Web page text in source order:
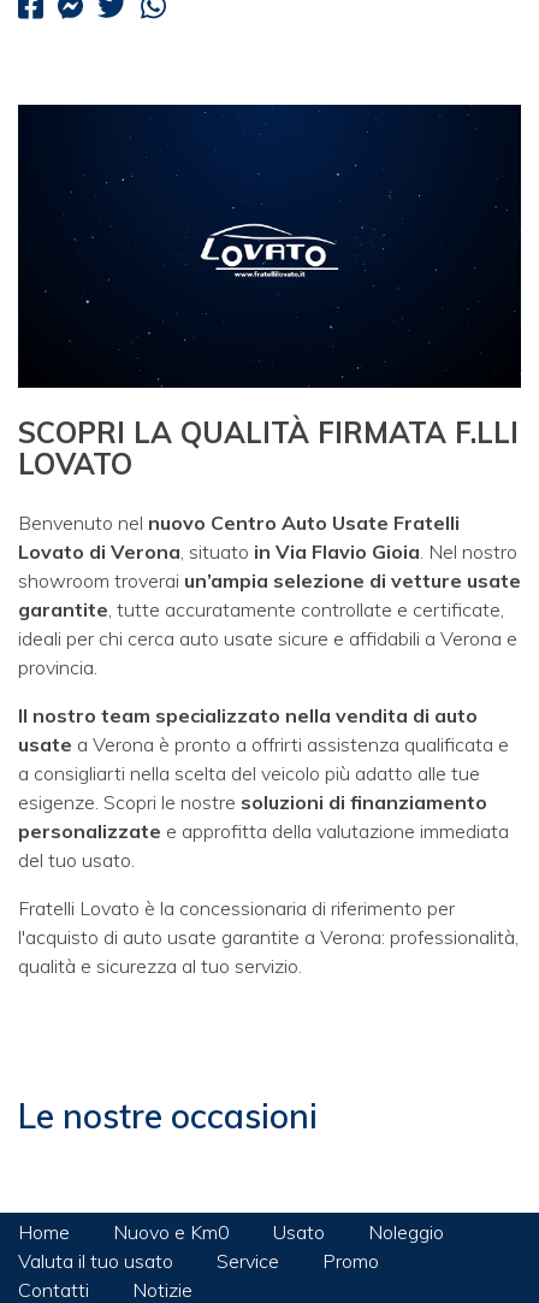
SCOPRI LA QUALITÀ FIRMATA F.LLI
LOVATO
Benvenuto nel nuovo Centro Auto Usate Fratelli
Lovato di Verona , situato in Via Flavio Gioia . Nel nostro
showroom troverai un’ampia selezione di vetture usate
garantite , tutte accuratamente controllate e certificate,
ideali per chi cerca auto usate sicure e affidabili a Verona e
provincia.
Il nostro team specializzato nella vendita di auto
usate a Verona è pronto a offrirti assistenza qualificata e
a consigliarti nella scelta del veicolo più adatto alle tue
esigenze. Scopri le nostre soluzioni di finanziamento
personalizzate e approfitta della valutazione immediata
del tuo usato.
Fratelli Lovato è la concessionaria di riferimento per
l'acquisto di auto usate garantite a Verona: professionalità,
qualità e sicurezza al tuo servizio.
Le nostre occasioni
Home Nuovo e Km0 Usato
Noleggio
Valuta il tuo usato
Service
Promo
Contatti
Notizie